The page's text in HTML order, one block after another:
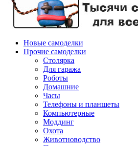
Новые самоделки
Прочие самоделки
Столярка
Для гаража
Роботы
Домашние
Часы
Телефоны и планшеты
Компьютерные
Моддинг
Охота
Животноводство